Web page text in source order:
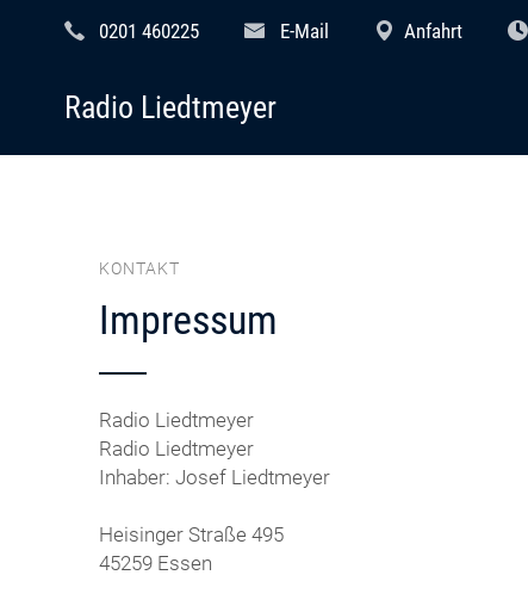
0201 460225 E-Mail Anfahrt
Radio Liedtmeyer
KONTAKT
Impressum
Radio Liedtmeyer
Radio Liedtmeyer
Inhaber: Josef Liedtmeyer
Heisinger Straße 495
45259 Essen